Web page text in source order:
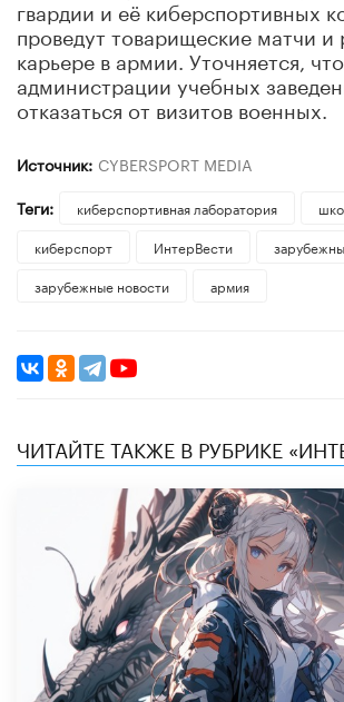
гвардии и её киберспортивных
проведут товарищеские матчи и
карьере в армии. Уточняется, что
администрации учебных
отказаться от визитов военных.
Источник: CYBERSPORT MEDIA
Теги:
киберспортивная лаборатория
киберспорт
ИнтерВести
зарубежные новости
армия
ЧИТАЙТЕ ТАКЖЕ В РУБРИКЕ